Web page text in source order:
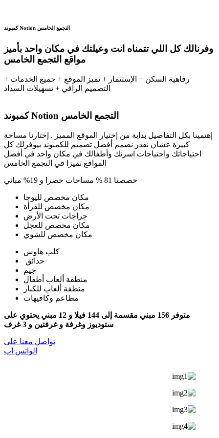
كمبوند Notion التجمع الخامس
وفرنالك كل اللي تتمناه انت وعيلتك في مكان واحد بأميز
مواقع التجمع الخامس
رفاهية السكن + الإستثمار + تميز الموقع + جميع الخدمات +
التصميم الراقي + تسهيلات السداد
كمبوند Notion التجمع الخامس
إهتمينا بكل التفاصيل بداية من إختيار الموقع المميز . إختارنا مساحة
كبيرة عشان نقدر نصمم أفضل تصميم للكمبوند بيوفرلك كل
احتياجاتك واحتياجات اسرتك وأطفالك في مكان واحد في أفضل
المواقع تميزا في التجمع الخامس
خصصنا 81 % مساحات خضرا و 19% مباني
مكان مخصص لليوجا
مكان مخصص للقرأة
جراجات تحت الأرض
مكان مخصص للعجل
مكان مخصص للشوي
كلب هاوس
حدائق
جيم
منطقة ألعاب أطفال
منطقة ألعاب للكبار
مطاعم وكافيهات
متوفر 156 مبني مقسمة إلى 144 فيلا و 12 مبني يحتوي على
ستوديوز وغرفة و غرفتين و 3 غرف
تواصل معنا على
الواتس اب